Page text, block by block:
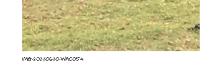
IMG-20230630-WA0054